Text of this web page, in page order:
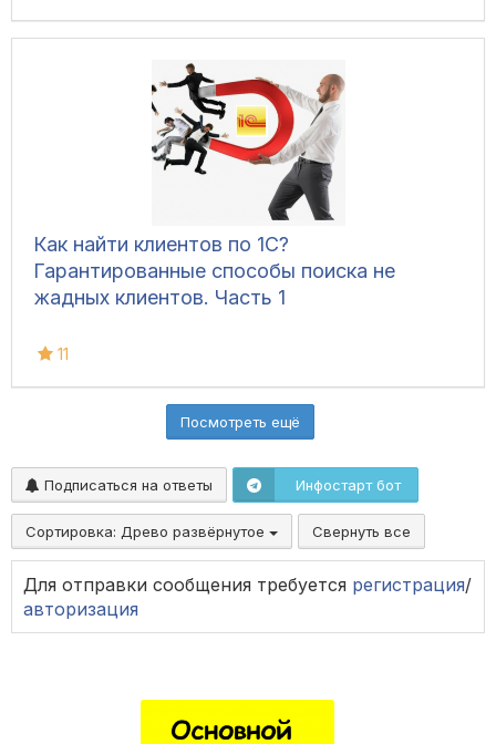
Как найти клиентов по 1С?
Гарантированные способы поиска не
жадных клиентов. Часть 1
11
Посмотреть ещё
Подписаться на ответы Инфостарт бот
Сортировка: Древо развёрнутое Свернуть все
Для отправки сообщения требуется регистрация/
авторизация